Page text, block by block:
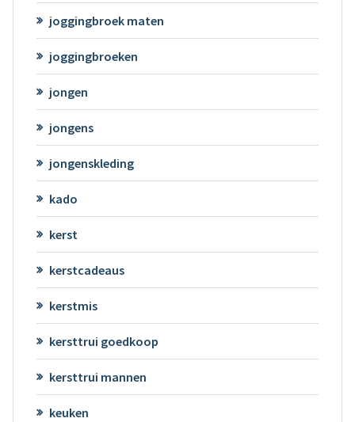
joggingbroek maten
joggingbroeken
jongen
jongens
jongenskleding
kado
kerst
kerstcadeaus
kerstmis
kersttrui goedkoop
kersttrui mannen
keuken